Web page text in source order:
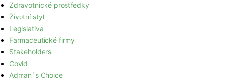
Zdravotnické prostředky
Životní styl
Legislativa
Farmaceutické firmy
Stakeholders
Covid
Adman´s Choice